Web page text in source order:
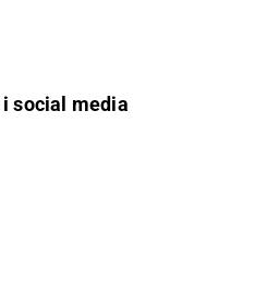
social media